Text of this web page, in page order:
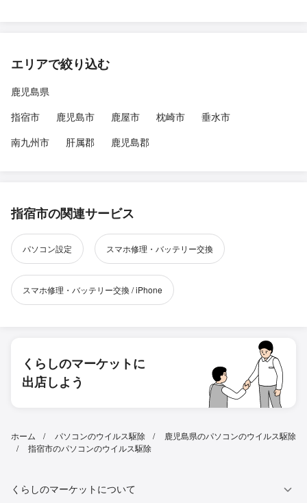
エリアで絞り込む
鹿児島県
指宿市
鹿児島市 鹿屋市 枕崎市
垂水市
南九州市
肝属郡 鹿児島郡
指宿市の関連サービス
パソコン設定 スマホ修理・バッテリー交換
スマホ修理・バッテリー交換 / iPhone
くらしのマーケットに
出店しよう
ホーム パソコンのウイルス駆除
鹿児島県のパソコンのウイルス駆除
指宿市のパソコンのウイルス駆除
くらしのマーケットについて